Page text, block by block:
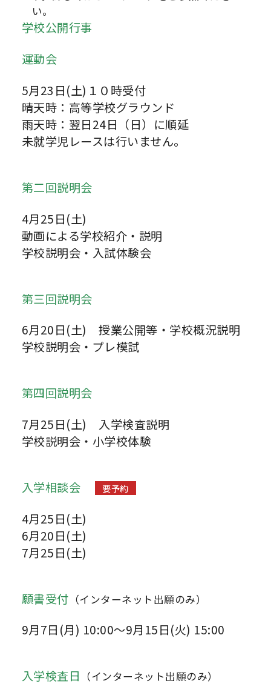
い。
学校公開行事
運動会
5月23日(土)１０時受付
晴天時：高等学校グラウンド
雨天時：翌日24日（日）に順延
未就学児レースは行いません。
第二回説明会
4月25日(土)
動画による学校紹介・説明
学校説明会・入試体験会
第三回説明会
6月20日(土) 授業公開等・学校概況説明
学校説明会・プレ模試
第四回説明会
7月25日(土) 入学検査説明
学校説明会・小学校体験
入学相談会 要予約
4月25日(土)
6月20日(土)
7月25日(土)
願書受付 （インターネット出願のみ）
9月7日(月) 10:00～9月15日(火) 15:00
入学検査日 （インターネット出願のみ）